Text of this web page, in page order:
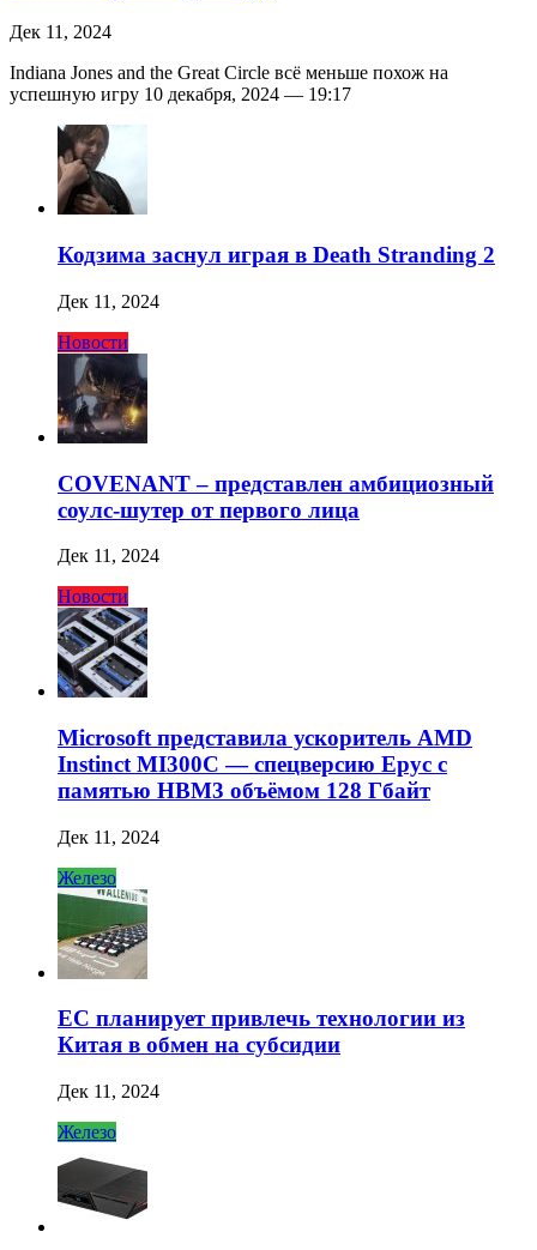
Дек 11, 2024
Indiana Jones and the Great Circle всё меньше похож на
успешную игру 10 декабря, 2024 — 19:17
Кодзима заснул играя в Death Stranding 2
Дек 11, 2024
Новости
COVENANT – представлен амбициозный
соулс-шутер от первого лица
Дек 11, 2024
Новости
Microsoft представила ускоритель AMD
Instinct MI300C — спецверсию Epyc с
памятью HBM3 объёмом 128 Гбайт
Дек 11, 2024
Железо
ЕС планирует привлечь технологии из
Китая в обмен на субсидии
Дек 11, 2024
Железо